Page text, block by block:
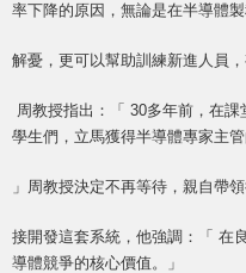
率下降的原因，無論是在半導體
解憂，更可以幫助訓練新進人員
周教授指出：「 30多年前，在
學生們，立馬獲得半導體專家主
」周教授決定不再等待，親自帶
接開發這套系統，他強調：「 在
導體競爭的核心價值。」